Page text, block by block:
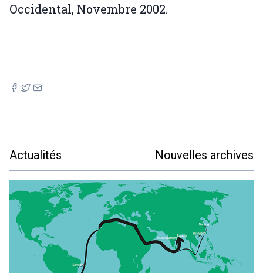
Occidental, Novembre 2002.
Actualités Nouvelles archives